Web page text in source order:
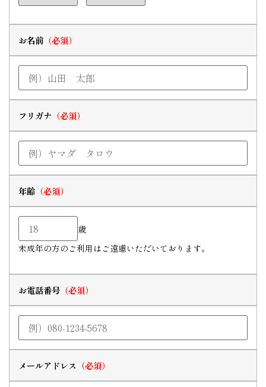
お名前
フリガナ
年齢
歳
未成年の方のご利用はご遠慮いただいております。
お電話番号
メールアドレス